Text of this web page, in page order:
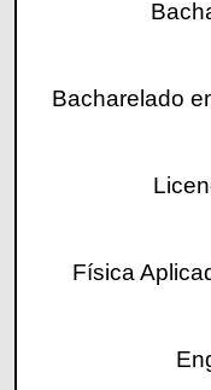
Bacharelado
Física